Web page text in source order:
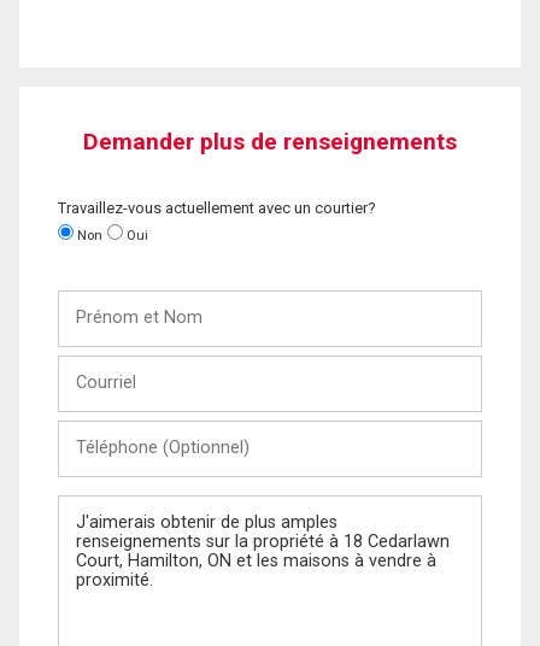
Demander plus de renseignements
Travaillez-vous actuellement avec un courtier?
Non Oui
Nom
(Optionnel)
Message